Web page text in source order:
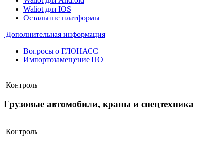
Waliot для IOS
Остальные платформы
Дополнительная информация
Вопросы о ГЛОНАСС
Импортозамещение ПО
Контроль
Грузовые автомобили, краны и спецтехника
Контроль